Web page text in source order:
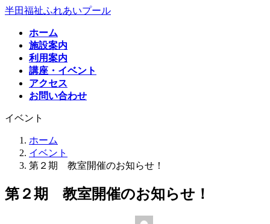
コ
プ
ナ
動
半田福祉ふれあいプール
ホーム
施設案内
利用案内
講座・イベント
アクセス
お問い合わせ
イベント
ホーム
イベント
第２期 教室開催のお知らせ！
第２期 教室開催のお知らせ！